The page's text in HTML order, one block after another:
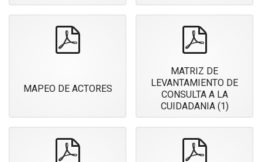
MAPEO DE ACTORES
MATRIZ DE
LEVANTAMIENTO DE
CONSULTA A LA
CUIDADANIA (1)